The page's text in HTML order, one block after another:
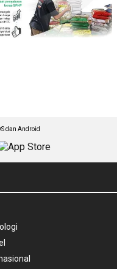
dan Android